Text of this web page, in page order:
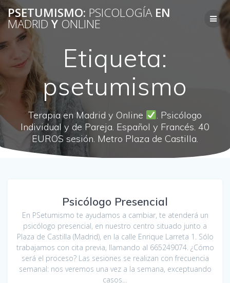
al
PSETUMISMO: PSICOLOGÍAEN
MADRID Y ONLINE
Etiqueta:
psetumismo
Terapia en Madrid y Online
. Psicólogo
Individual y de Pareja. Español y Francés. 40
EUROS sesión. Metro Plaza de Castilla.
Psicólogo Presencial
En PSetumismo te ayudamos a cambiar, te atenderá un
psicólogo presencial, en nuestro centro situado junto a
Plaza de Castilla (Madrid), en la calle Enrique Larreta 1. Sólo
trabajamos con cita previa, llamando al 665249074. ¿Cómo
será el proceso? Las sesiones se realizan con frecuencia
semanal: nos veremos una vez a la semana, exceptuando
casos…